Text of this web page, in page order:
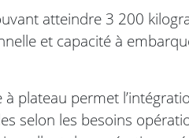
atteindre 3 200
et capacité à
plateau permet
selon les besoins